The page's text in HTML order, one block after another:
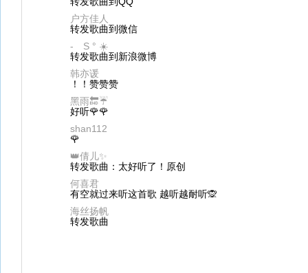
户方佳人
转发歌曲到微信
- S ° ☀️
转发歌曲到新浪微博
韩亦谖
！！赞赞赞
黑雨🔚☔️
好听🌹🌹
shan112
🌹
👑倩儿✨
转发歌曲：太好听了！原创
何喜君
有空就过来听这首歌 越听越耐听🙊
海丝扬帆
转发歌曲